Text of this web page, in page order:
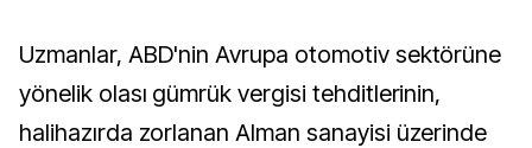
Uzmanlar, ABD'nin Avrupa otomotiv sektörüne
yönelik olası gümrük vergisi tehditlerinin,
halihazırda zorlanan Alman sanayisi üzerinde